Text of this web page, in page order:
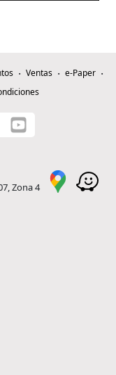
Ventas
e-Paper
Zona 4